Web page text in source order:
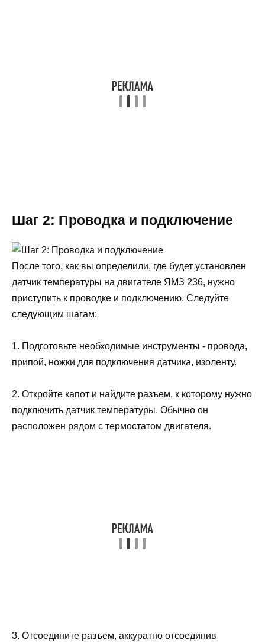
Шаг 2: Проводка и подключение
После того, как вы определили, где будет установлен
датчик температуры на двигателе ЯМЗ 236, нужно
приступить к проводке и подключению. Следуйте
следующим шагам:
1. Подготовьте необходимые инструменты - провода,
припой, ножки для подключения датчика, изоленту.
2. Откройте капот и найдите разъем, к которому нужно
подключить датчик температуры. Обычно он
расположен рядом с термостатом двигателя.
3. Отсоедините разъем, аккуратно отсоединив